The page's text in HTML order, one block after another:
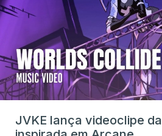
JVKE lança videoclipe